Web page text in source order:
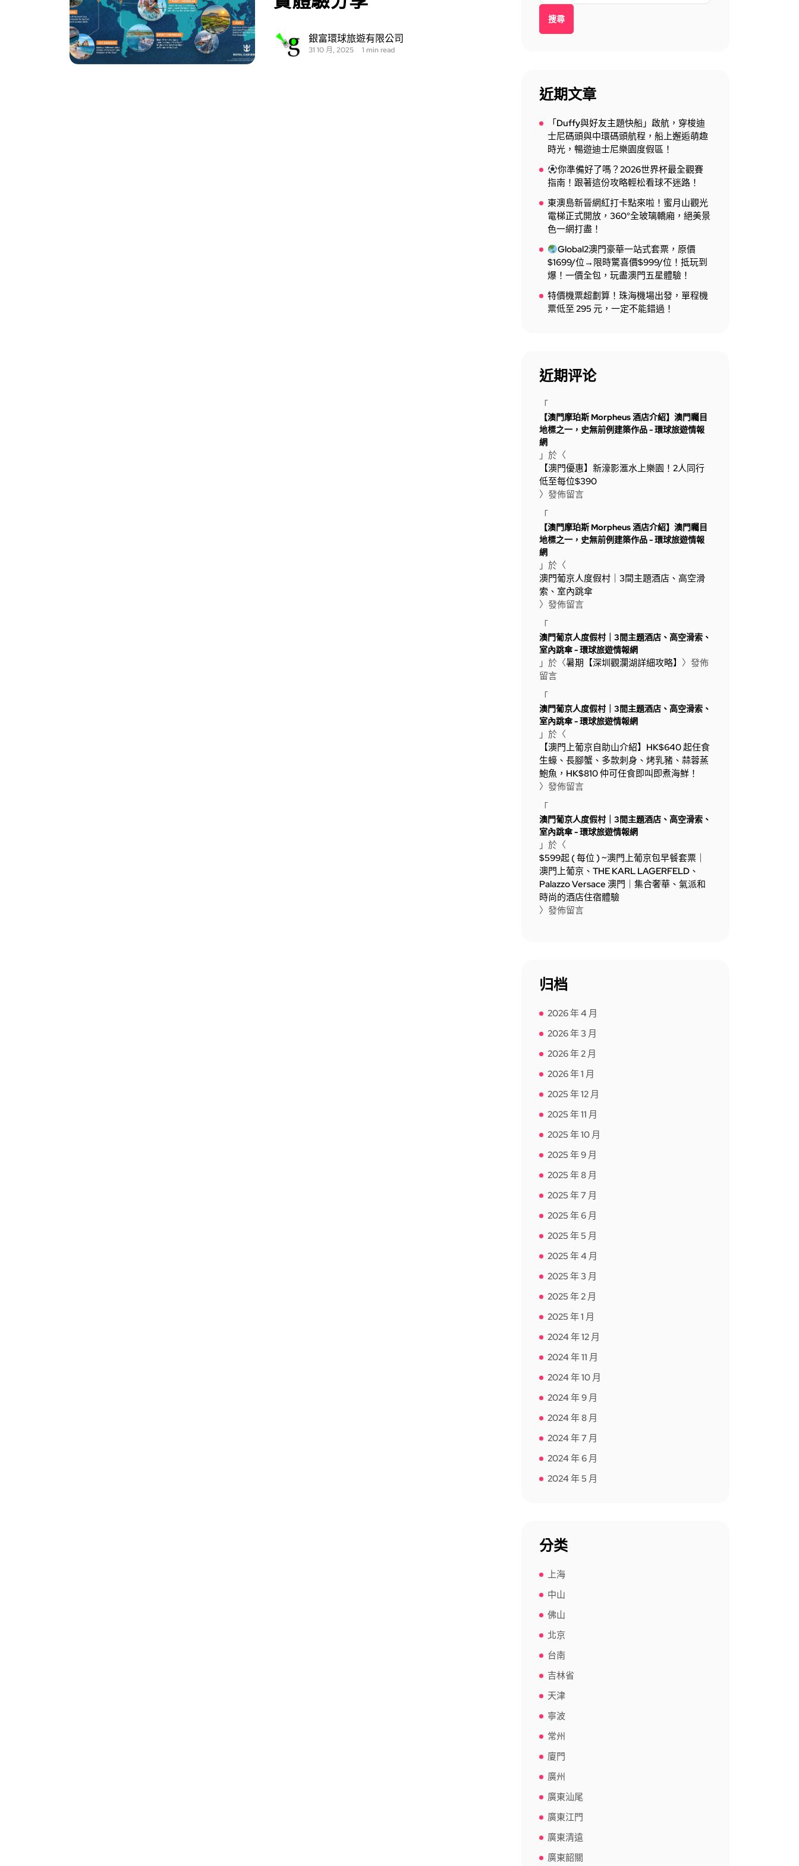
銀富環球旅遊有限公司
31 10 月, 2025 1 min read
搜尋
近期文章
「Duffy與好友主題快船」啟航，穿梭迪
士尼碼頭與中環碼頭航程，船上邂逅萌趣
時光，暢遊迪士尼樂園度假區！
你準備好了嗎？2026世界杯最全觀賽
指南！跟著這份攻略輕松看球不迷路！
東澳島新晉網紅打卡點來啦！蜜月山觀光
電梯正式開放，360°全玻璃轎廂，絕美景
色一網打盡！
Global2澳門豪華一站式套票，原價
$1699/位→限時驚喜價$999/位！抵玩到
爆！一價全包，玩盡澳門五星體驗！
特價機票超劃算！珠海機場出發，單程機
票低至 295 元，一定不能錯過！
近期评论
「
【澳門摩珀斯 Morpheus 酒店介紹】澳門矚目
地標之一，史無前例建築作品 - 環球旅遊情報
網
」於〈
【澳門優惠】新濠影滙水上樂園！2人同行
低至每位$390
〉發佈留言
「
【澳門摩珀斯 Morpheus 酒店介紹】澳門矚目
地標之一，史無前例建築作品 - 環球旅遊情報
網
」於〈
澳門葡京人度假村｜3間主題酒店、高空滑
索、室內跳傘
〉發佈留言
「
澳門葡京人度假村｜3間主題酒店、高空滑索、
室內跳傘 - 環球旅遊情報網
」於〈暑期【深圳觀瀾湖詳細攻略】 〉發佈
留言
「
澳門葡京人度假村｜3間主題酒店、高空滑索、
室內跳傘 - 環球旅遊情報網
」於〈
【澳門上葡京自助山介紹】HK$640 起任食
生蠔、長腳蟹、多款刺身、烤乳豬、蒜蓉蒸
鮑魚，HK$810 仲可任食即叫即煮海鮮！
〉發佈留言
「
澳門葡京人度假村｜3間主題酒店、高空滑索、
室內跳傘 - 環球旅遊情報網
」於〈
$599起 ( 每位 ) ~澳門上葡京包早餐套票｜
澳門上葡京、THE KARL LAGERFELD、
Palazzo Versace 澳門｜集合奢華、氣派和
時尚的酒店住宿體驗
〉發佈留言
归档
2026 年 4 月
2026 年 3 月
2026 年 2 月
2026 年 1 月
2025 年 12 月
2025 年 11 月
2025 年 10 月
2025 年 9 月
2025 年 8 月
2025 年 7 月
2025 年 6 月
2025 年 5 月
2025 年 4 月
2025 年 3 月
2025 年 2 月
2025 年 1 月
2024 年 12 月
2024 年 11 月
2024 年 10 月
2024 年 9 月
2024 年 8 月
2024 年 7 月
2024 年 6 月
2024 年 5 月
分类
上海
中山
佛山
北京
台南
吉林省
天津
寧波
常州
廈門
廣州
廣東汕尾
廣東江門
廣東清遠
廣東韶關